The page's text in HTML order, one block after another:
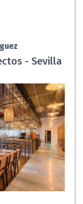
- Sevilla